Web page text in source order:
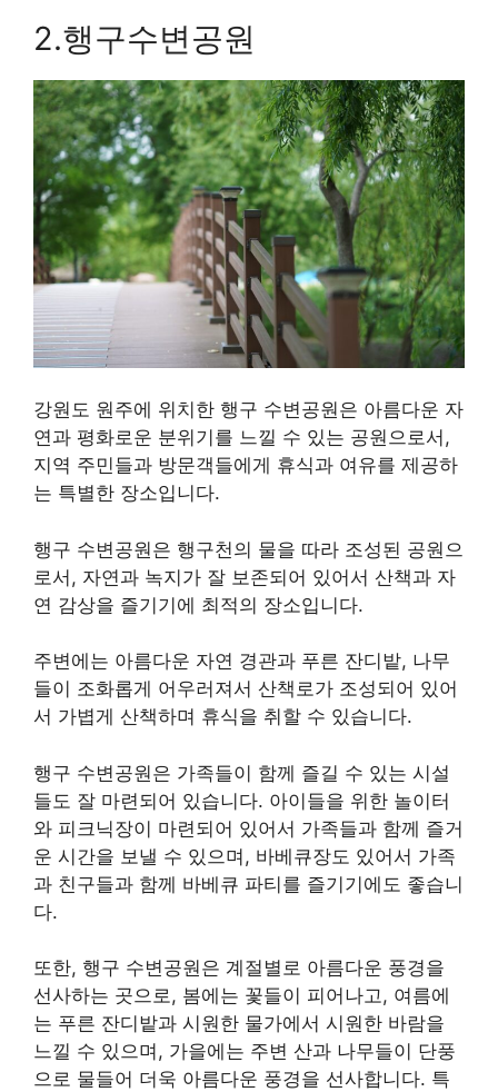
2.행구수변공원
강원도 원주에 위치한 행구 수변공원은 아름다운 자
연과 평화로운 분위기를 느낄 수 있는 공원으로서,
지역 주민들과 방문객들에게 휴식과 여유를 제공하
는 특별한 장소입니다.
행구 수변공원은 행구천의 물을 따라 조성된 공원으
로서, 자연과 녹지가 잘 보존되어 있어서 산책과 자
연 감상을 즐기기에 최적의 장소입니다.
주변에는 아름다운 자연 경관과 푸른 잔디밭, 나무
들이 조화롭게 어우러져서 산책로가 조성되어 있어
서 가볍게 산책하며 휴식을 취할 수 있습니다.
행구 수변공원은 가족들이 함께 즐길 수 있는 시설
들도 잘 마련되어 있습니다. 아이들을 위한 놀이터
와 피크닉장이 마련되어 있어서 가족들과 함께 즐거
운 시간을 보낼 수 있으며, 바베큐장도 있어서 가족
과 친구들과 함께 바베큐 파티를 즐기기에도 좋습니
다.
또한, 행구 수변공원은 계절별로 아름다운 풍경을
선사하는 곳으로, 봄에는 꽃들이 피어나고, 여름에
는 푸른 잔디밭과 시원한 물가에서 시원한 바람을
느낄 수 있으며, 가을에는 주변 산과 나무들이 단풍
으로 물들어 더욱 아름다운 풍경을 선사합니다. 특